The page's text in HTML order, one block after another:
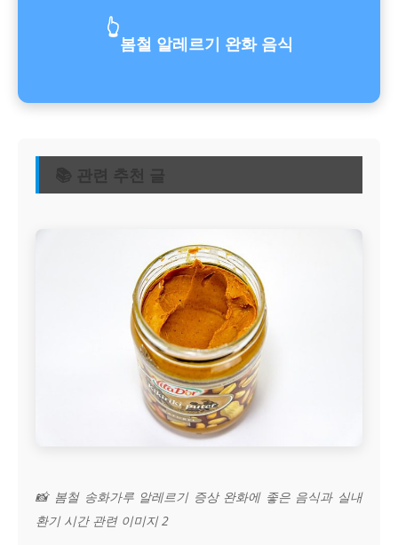
👆
봄철 알레르기 완화 음식
📚 관련 추천 글
📸 봄철 송화가루 알레르기 증상 완화에 좋은 음식과 실내
환기 시간 관련 이미지 2